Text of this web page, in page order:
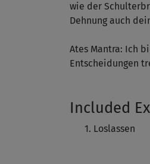
wie der
Dehnung auch
Ates Mantra: Ich
Entscheidungen
Included
Loslassen